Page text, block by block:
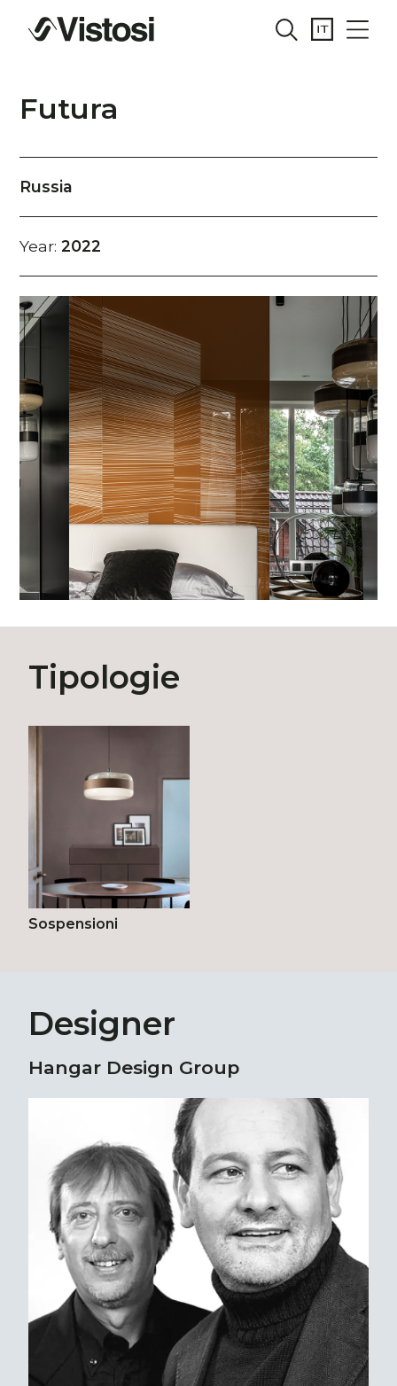
Futura
Russia
Year:2022
Tipologie
Sospensioni
Designer
Hangar Design Group